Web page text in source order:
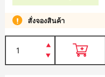
สั่งจองสินค้า